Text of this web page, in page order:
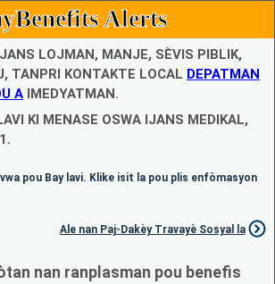
Alerts
LOJMAN, MANJE, SÈVIS PIBLIK,
TANPRI KONTAKTE LOCAL DEPATMAN
A IMEDYATMAN.
KI MENASE OSWA IJANS MEDIKAL,
pou Bay lavi. Klike isit la pou plis enfòmasyon
Ale nan Paj-Dakèy Travayè Sosyal la
nan ranplasman pou benefis